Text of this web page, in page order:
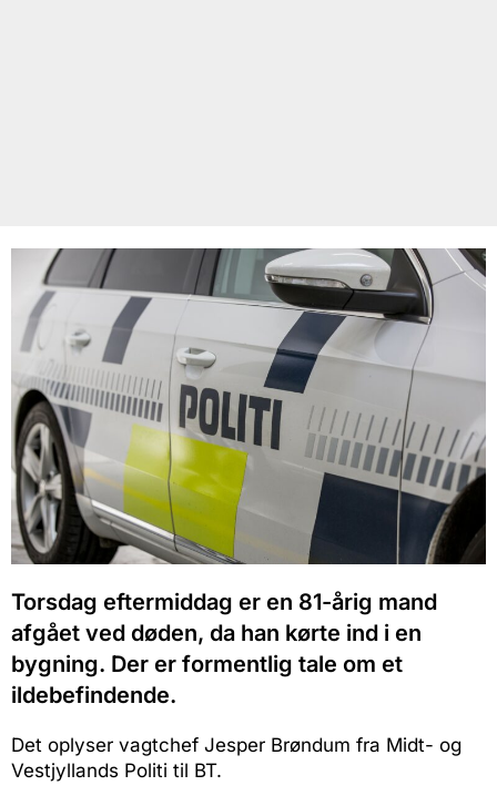
Torsdag eftermiddag er en 81-årig mand
afgået ved døden, da han kørte ind i en
bygning. Der er formentlig tale om et
ildebefindende.
Det oplyser vagtchef Jesper Brøndum fra Midt- og
Vestjyllands Politi til BT.